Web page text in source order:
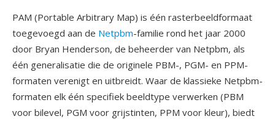
PAM (Portable Arbitrary Map) is één rasterbeeldformaat
toegevoegd aan de Netpbm-familie rond het jaar 2000
door Bryan Henderson, de beheerder van Netpbm, als
één generalisatie die de originele PBM-, PGM- en PPM-
formaten verenigt en uitbreidt. Waar de klassieke Netpbm-
formaten elk één specifiek beeldtype verwerken (PBM
voor bilevel, PGM voor grijstinten, PPM voor kleur), biedt